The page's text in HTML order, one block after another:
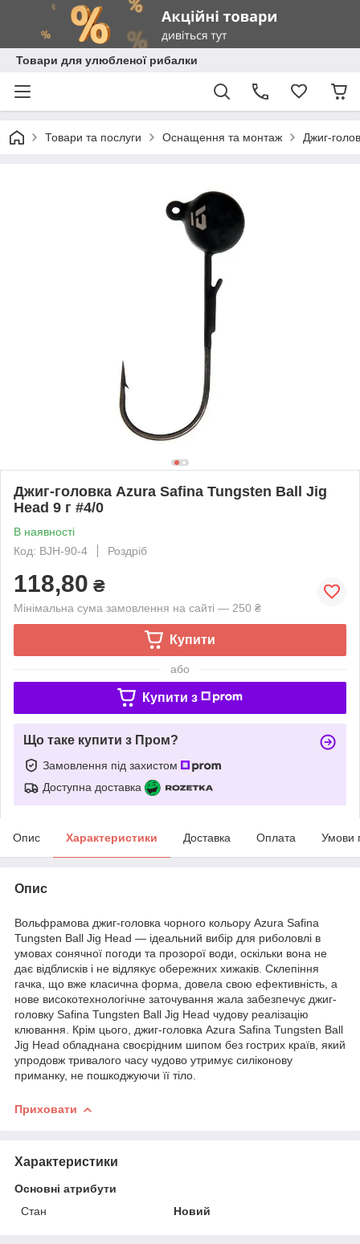
Товари для улюбленої рибалки
Товари та послуги Оснащення та монтаж Джиг-
Джиг-головка Azura Safina Tungsten Ball Jig
Head 9 г #4/0
В наявності
Код: BJH-90-4
Роздріб
118,80 ₴
Мінімальна сума замовлення на сайті — 250 ₴
Купити
або
Купити з
Що таке купити з Пром?
Замовлення під захистом
Доступна доставка
Опис Характеристики Доставка Оплата Умови
Опис
Вольфрамова джиг-головка чорного кольору Azura Safina
Tungsten Ball Jig Head — ідеальний вибір для риболовлі в
умовах сонячної погоди та прозорої води, оскільки вона не
дає відблисків і не відлякує обережних хижаків. Склепіння
гачка, що вже класична форма, довела свою ефективність, а
нове високотехнологічне заточування жала забезпечує джиг-
головку Safina Tungsten Ball Jig Head чудову реалізацію
клювання. Крім цього, джиг-головка Azura Safina Tungsten Ball
Jig Head обладнана своєрідним шипом без гострих країв, який
упродовж тривалого часу чудово утримує силіконову
приманку, не пошкоджуючи її тіло.
Приховати
Характеристики
Основні атрибути
Стан
Новий